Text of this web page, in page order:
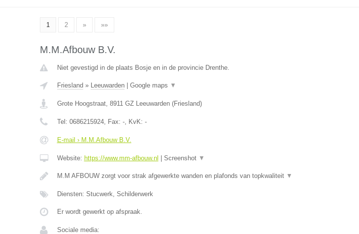
1 2 » »»
M.M.Afbouw B.V.
Niet gevestigd in de plaats Bosje en in de provincie Drenthe.
Friesland » Leeuwarden| Google maps ▼
Grote Hoogstraat, 8911 GZ Leeuwarden(Friesland)
Tel: 0686215924, Fax: -, KvK: -
E-mail › M.M.Afbouw B.V.
Website: https://www.mm-afbouw.nl Screenshot ▼
M.M AFBOUW zorgt voor strak afgewerkte wanden en plafonds van topkwaliteit ▼
Diensten: Stucwerk, Schilderwerk
Er wordt gewerkt op afspraak.
Sociale media: